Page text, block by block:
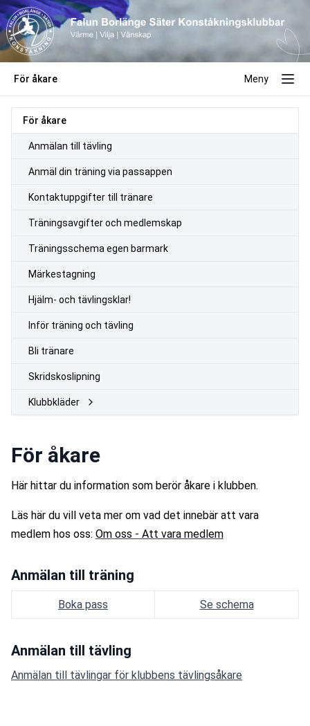
För åkare Meny
För åkare
Anmälan till tävling
Anmäl din träning via passappen
Kontaktuppgifter till tränare
Träningsavgifter och medlemskap
Träningsschema egen barmark
Märkestagning
Hjälm- och tävlingsklar!
Inför träning och tävling
Bli tränare
Skridskoslipning
Klubbkläder
För åkare
Här hittar du information som berör åkare i klubben.
Läs här du vill veta mer om vad det innebär att vara
medlem hos oss: Om oss - Att vara medlem
Anmälan till träning
Boka pass Se schema
Anmälan till tävling
Anmälan till tävlingar för klubbens tävlingsåkare